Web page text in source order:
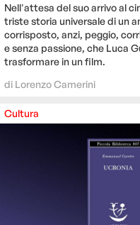
Nell'attesa del suo arrivo al
triste storia universale di un
corrisposto, anzi, peggio,
e senza passione, che Luca
trasformare in un film.
di Lorenzo Camerini
Cultura